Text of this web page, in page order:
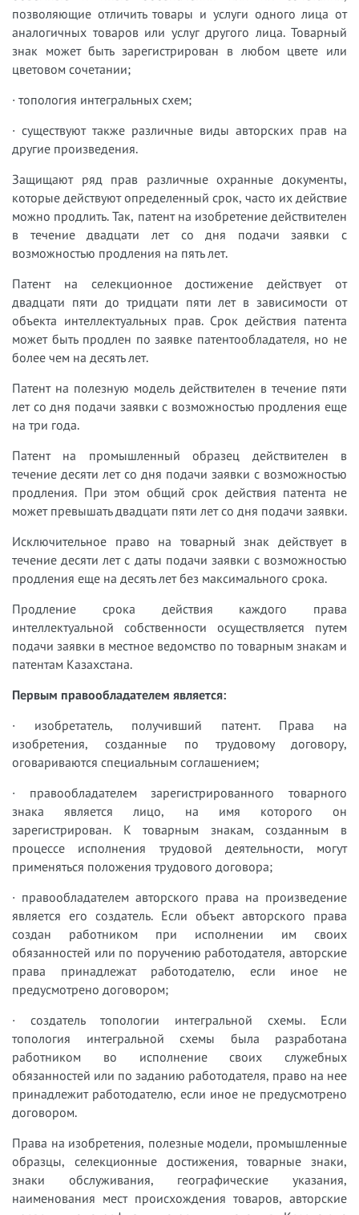
позволяющие отличить товары и услуги одного лица от
аналогичных товаров или услуг другого лица. Товарный
знак может быть зарегистрирован в любом цвете или
цветовом сочетании;
· топология интегральных схем;
· существуют также различные виды авторских прав на
другие произведения.
Защищают ряд прав различные охранные документы,
которые действуют определенный срок, часто их действие
можно продлить. Так, патент на изобретение действителен
в течение двадцати лет со дня подачи заявки с
возможностью продления на пять лет.
Патент на селекционное достижение действует от
двадцати пяти до тридцати пяти лет в зависимости от
объекта интеллектуальных прав. Срок действия патента
может быть продлен по заявке патентообладателя, но не
более чем на десять лет.
Патент на полезную модель действителен в течение пяти
лет со дня подачи заявки с возможностью продления еще
на три года.
Патент на промышленный образец действителен в
течение десяти лет со дня подачи заявки с возможностью
продления. При этом общий срок действия патента не
может превышать двадцати пяти лет со дня подачи заявки.
Исключительное право на товарный знак действует в
течение десяти лет с даты подачи заявки с возможностью
продления еще на десять лет без максимального срока.
Продление срока действия каждого права
интеллектуальной собственности осуществляется путем
подачи заявки в местное ведомство по товарным знакам и
патентам Казахстана.
Первым правообладателем является:
· изобретатель, получивший патент. Права на
изобретения, созданные по трудовому договору,
оговариваются специальным соглашением;
· правообладателем зарегистрированного товарного
знака является лицо, на имя которого он
зарегистрирован. К товарным знакам, созданным в
процессе исполнения трудовой деятельности, могут
применяться положения трудового договора;
· правообладателем авторского права на произведение
является его создатель. Если объект авторского права
создан работником при исполнении им своих
обязанностей или по поручению работодателя, авторские
права принадлежат работодателю, если иное не
предусмотрено договором;
· создатель топологии интегральной схемы. Если
топология интегральной схемы была разработана
работником во исполнение своих служебных
обязанностей или по заданию работодателя, право на нее
принадлежит работодателю, если иное не предусмотрено
договором.
Права на изобретения, полезные модели, промышленные
образцы, селекционные достижения, товарные знаки,
знаки обслуживания, географические указания,
наименования мест происхождения товаров, авторские